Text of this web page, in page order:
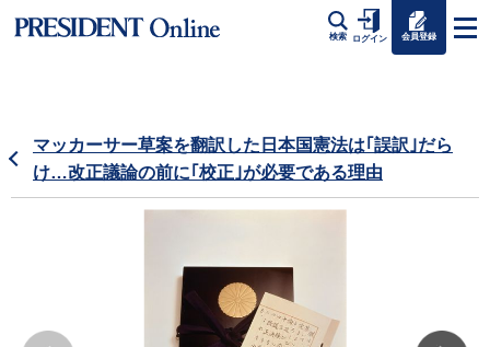
検索 ログイン 会員登録
マッカーサー草案を翻訳した日本国憲法は｢誤訳｣だら
け…改正議論の前に｢校正｣が必要である理由